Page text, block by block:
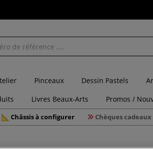
Pinceaux Dessin Pastels
Livres Beaux-Arts Promos /
Châssis à configurer Chèques cadeaux